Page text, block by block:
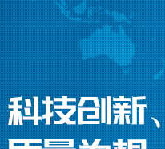
统
过程控制
统理控制
包装机
量秤